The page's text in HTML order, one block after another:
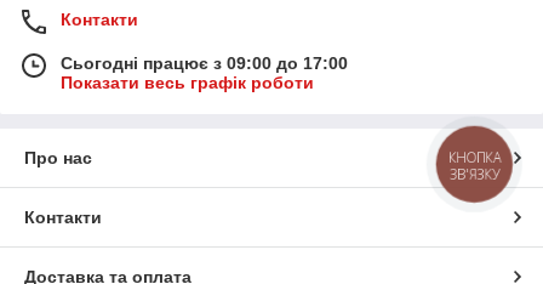
Контакти
Сьогодні працює з 09:00 до 17:00
Показати весь графік роботи
Про нас
Контакти
Доставка та оплата
КНОПКА
ЗВ'ЯЗКУ